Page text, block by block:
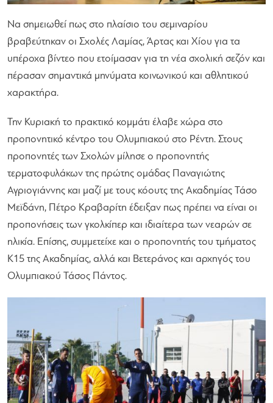
Να σημειωθεί πως στο πλαίσιο του σεμιναρίου
βραβεύτηκαν οι Σχολές Λαμίας, Άρτας και Χίου για τα
υπέροχα βίντεο που ετοίμασαν για τη νέα σχολική σεζόν και
πέρασαν σημαντικά μηνύματα κοινωνικού και αθλητικού
χαρακτήρα.
Την Κυριακή το πρακτικό κομμάτι έλαβε χώρα στο
προπονητικό κέντρο του Ολυμπιακού στο Ρέντη. Στους
προπονητές των Σχολών μίλησε ο προπονητής
τερματοφυλάκων της πρώτης ομάδας Παναγιώτης
Αγριογιάννης και μαζί με τους κόουτς της Ακαδημίας Τάσο
Μεϊδάνη, Πέτρο Κραβαρίτη έδειξαν πως πρέπει να είναι οι
προπονήσεις των γκολκίπερ και ιδιαίτερα των νεαρών σε
ηλικία. Επίσης, συμμετείχε και ο προπονητής του τμήματος
Κ15 της Ακαδημίας, αλλά και Βετεράνος και αρχηγός του
Ολυμπιακού Τάσος Πάντος.